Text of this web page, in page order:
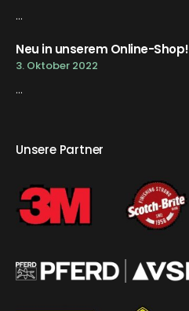
...
Neu in unserem Online-Shop!
3. Oktober 2022
...
Unsere Partner